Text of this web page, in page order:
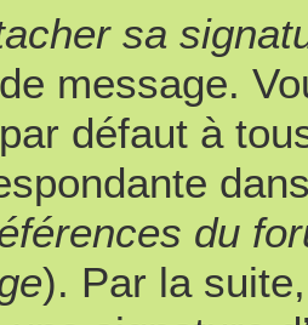
sa
message.
défaut à
du
). Par la